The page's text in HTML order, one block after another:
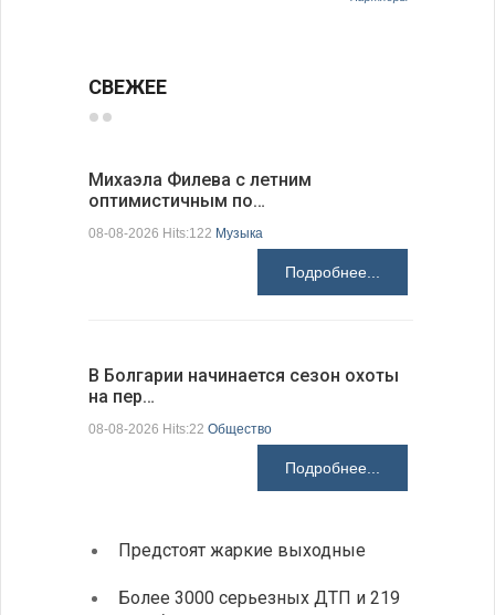
СВЕЖЕЕ
Михаэла Филева с летним
оптимистичным по…
08-08-2026 Hits:122 Музыка
Подробнее...
В Болгарии начинается сезон охоты
на пер…
08-08-2026 Hits:22 Общество
Подробнее...
Предстоят жаркие выходные
Более 3000 серьезных ДТП и 219